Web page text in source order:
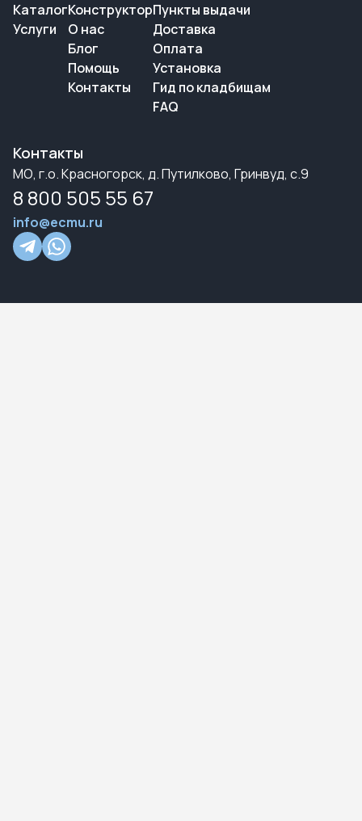
Каталог
Услуги
Конструктор
О нас
Блог
Помощь
Контакты
Пункты выдачи
Доставка
Оплата
Установка
Гид по кладбищам
FAQ
Контакты
МО, г.о. Красногорск, д. Путилково, Гринвуд, с.9
8 800 505 55 67
info@ecmu.ru